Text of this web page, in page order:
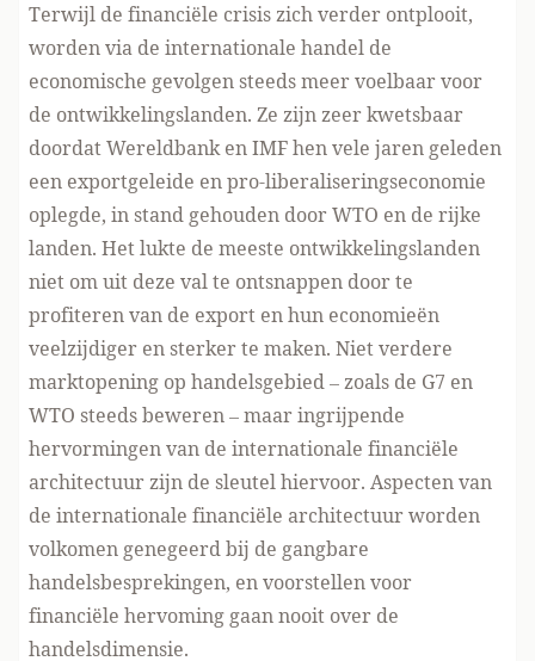
Terwijl de financiële crisis zich verder ontplooit,
worden via de internationale handel de
economische gevolgen steeds meer voelbaar voor
de ontwikkelingslanden. Ze zijn zeer kwetsbaar
doordat Wereldbank en IMF hen vele jaren geleden
een exportgeleide en pro-liberaliseringseconomie
oplegde, in stand gehouden door WTO en de rijke
landen. Het lukte de meeste ontwikkelingslanden
niet om uit deze val te ontsnappen door te
profiteren van de export en hun economieën
veelzijdiger en sterker te maken. Niet verdere
marktopening op handelsgebied – zoals de G7 en
WTO steeds beweren – maar ingrijpende
hervormingen van de internationale financiële
architectuur zijn de sleutel hiervoor. Aspecten van
de internationale financiële architectuur worden
volkomen genegeerd bij de gangbare
handelsbesprekingen, en voorstellen voor
financiële hervoming gaan nooit over de
handelsdimensie.